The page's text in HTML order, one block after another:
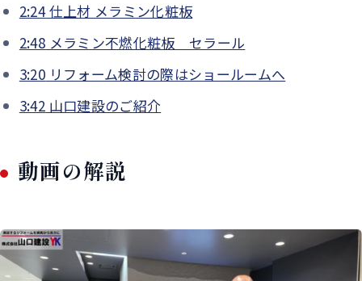
2:24仕上材 メラミン化粧板
2:48 メラミン不燃化粧板 セラール
3:20 リフォーム検討の際はショールームへ
3:42 山口建設のご紹介
動画の解説